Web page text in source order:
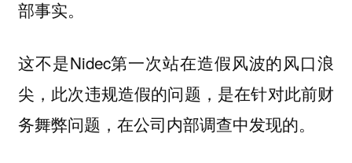
部事实。
这不是Nidec第一次站在造假风波的风口浪
尖，此次违规造假的问题，是在针对此前财
务舞弊问题，在公司内部调查中发现的。